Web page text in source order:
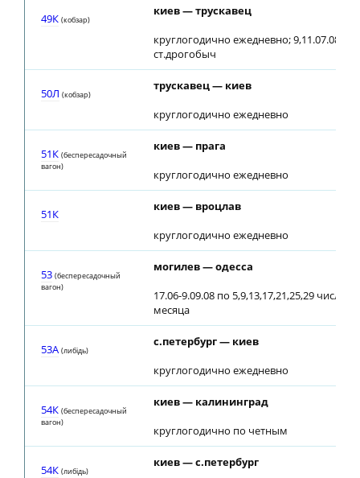
49К (кобзар)
киев — трускавец
круглогодично ежедневно; 9,11.07.08 до
ст.дрогобыч
50Л (кобзар)
трускавец — киев
круглогодично ежедневно
51К (беспересадочный
вагон)
киев — прага
круглогодично ежедневно
51К
киев — вроцлав
круглогодично ежедневно
53 (беспересадочный
вагон)
могилев — одесса
17.06-9.09.08 по 5,9,13,17,21,25,29 числам
месяца
53A (либiдь)
с.петербург — киев
круглогодично ежедневно
54К (беспересадочный
вагон)
киев — калининград
круглогодично по четным
54К (либiдь)
киев — с.петербург